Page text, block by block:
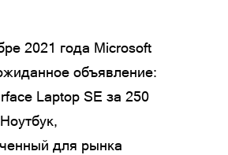
2021 года Microsoft
объявление:
Laptop SE за 250
для рынка